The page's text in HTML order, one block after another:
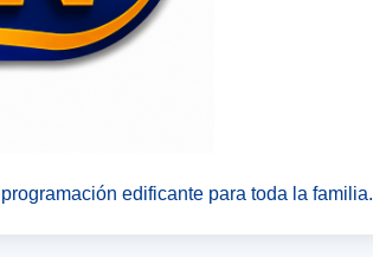
edificante para toda la familia.